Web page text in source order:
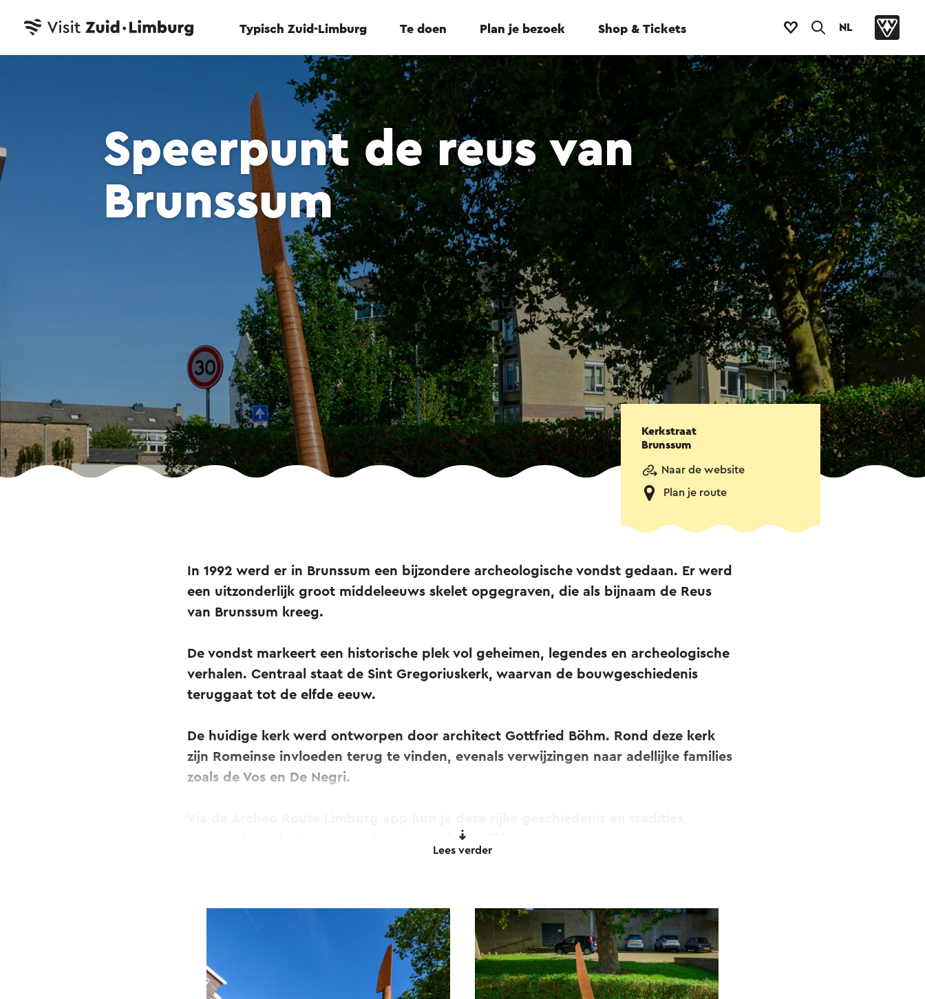
Typisch Zuid-Limburg Te doen Plan je bezoek Shop & Tickets NL
Speerpunt de reus van
Brunssum
Kerkstraat
Brunssum
Naar de website
Plan je route
In 1992 werd er in Brunssum een bijzondere archeologische vondst gedaan. Er werd
een uitzonderlijk groot middeleeuws skelet opgegraven, die als bijnaam de Reus
van Brunssum kreeg.
De vondst markeert een historische plek vol geheimen, legendes en archeologische
verhalen. Centraal staat de Sint Gregoriuskerk, waarvan de bouwgeschiedenis
teruggaat tot de elfde eeuw.
De huidige kerk werd ontworpen door architect Gottfried Böhm. Rond deze kerk
zijn Romeinse invloeden terug te vinden, evenals verwijzingen naar adellijke families
zoals de Vos en De Negri.
waaronder pelgrimages en de voetwassing, zelf beleven.
Lees verder